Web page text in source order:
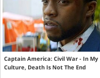
Captain America: Civil War - In My
Culture, Death Is Not The End